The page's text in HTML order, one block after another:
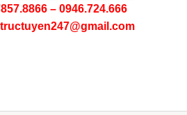
– 0946.724.666